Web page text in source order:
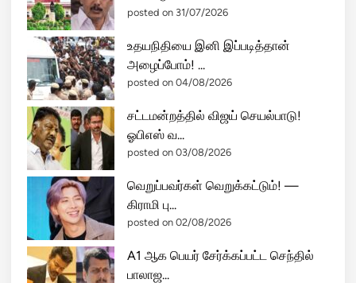
posted on 31/07/2026
உதயநிதியை இனி இப்படித்தான்
அழைப்போம்! ...
posted on 04/08/2026
சட்டமன்றத்தில் விஜய் செயல்பாடு!
ஓபிஎஸ் வ...
posted on 03/08/2026
வெறுப்பவர்கள் வெறுக்கட்டும்! —
கிராமி பு...
posted on 02/08/2026
A1 ஆக பெயர் சேர்க்கப்பட்ட செந்தில்
பாலாஜ...